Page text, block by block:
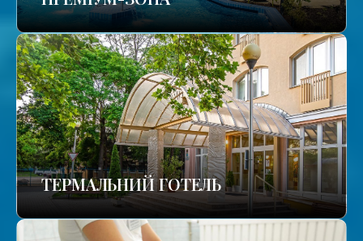
ТЕРМАЛЬНИЙ ГОТЕЛЬ